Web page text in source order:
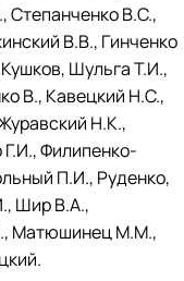
Степанченко В.С.,
В.В., Гинченко
Шульга Т.И.,
В., Кавецкий Н.С.,
Н.К.,
Филипенко-
П.И., Руденко,
Шир В.А.,
Матюшинец М.М.,